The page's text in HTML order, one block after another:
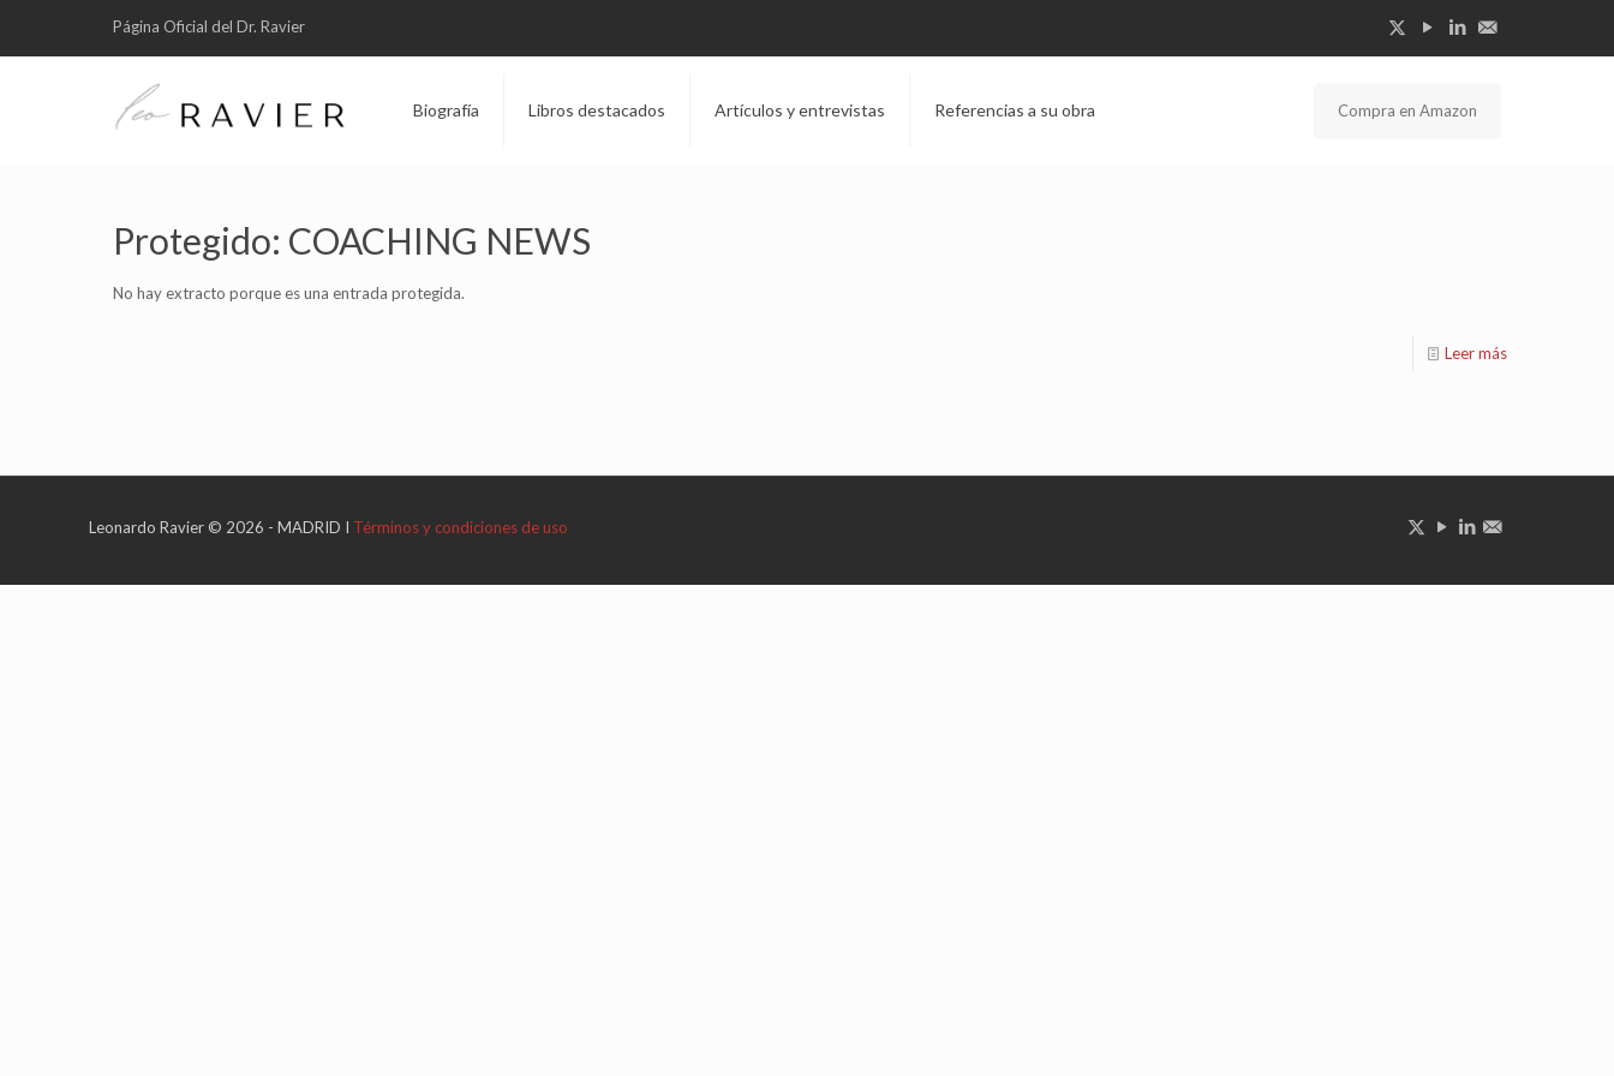
Página Oficial del Dr. Ravier
Biografía Libros destacados Artículos y entrevistas Referencias a su obra Compra en Amazon
Protegido: COACHING NEWS
No hay extracto porque es una entrada protegida.
Leer más
Leonardo Ravier © 2026 - MADRID I Términos y condiciones de uso